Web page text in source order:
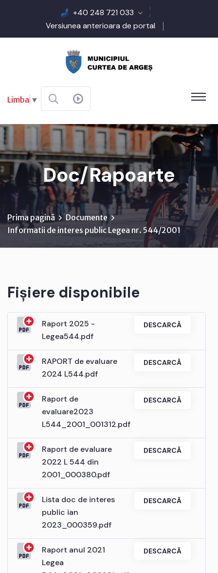
+40 248 721 033
Versiunea anterioara de portal
Limba ▼
Doc/Rapoarte
Prima pagină
Documente
Informatii de interes public Legea nr. 544/2001
Fișiere disponibile
Raport 2025 -
Legea544.pdf
DESCARCĂ
RAPORT de evaluare
2024 L544.pdf
DESCARCĂ
Raport de
evaluare2023
L544_2001_001312.pdf
DESCARCĂ
Raport de evaluare
2022 L 544 din
2001_000380.pdf
DESCARCĂ
Lista doc de interes
public ian
2023_000359.pdf
DESCARCĂ
Raport anul 2021
Legea
DESCARCĂ